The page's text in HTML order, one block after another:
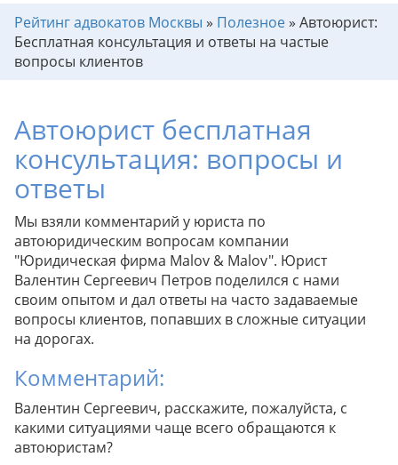
Рейтинг адвокатов Москвы » Полезное» Автоюрист:
Бесплатная консультация и ответы на частые
вопросы клиентов
Автоюрист бесплатная
консультация: вопросы и
ответы
Мы взяли комментарий у юриста по
автоюридическим вопросам компании
"Юридическая фирма Malov & Malov". Юрист
Валентин Сергеевич Петров поделился с нами
своим опытом и дал ответы на часто задаваемые
вопросы клиентов, попавших в сложные ситуации
на дорогах.
Комментарий:
Валентин Сергеевич, расскажите, пожалуйста, с
какими ситуациями чаще всего обращаются к
автоюристам?